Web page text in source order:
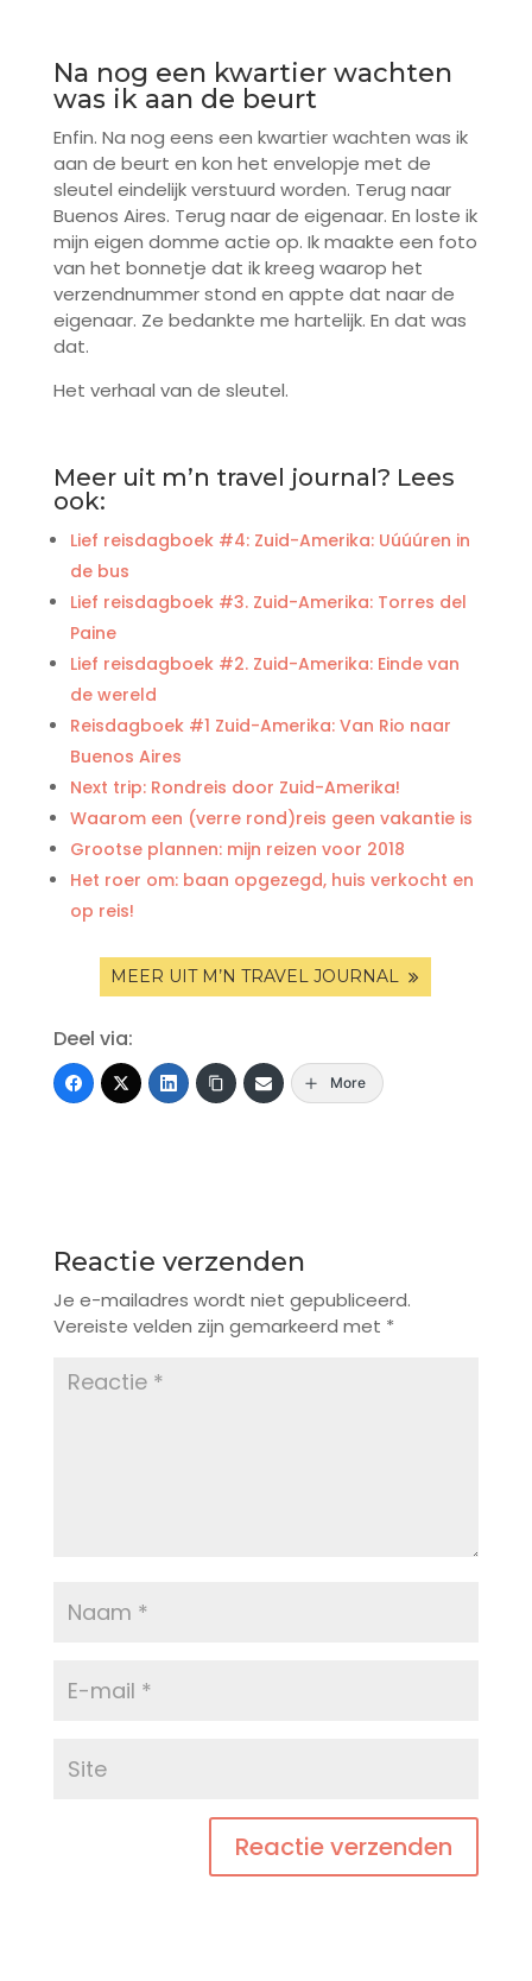
Na nog een kwartier wachten
was ik aan de beurt
Enfin. Na nog eens een kwartier wachten was ik
aan de beurt en kon het envelopje met de
sleutel eindelijk verstuurd worden. Terug naar
Buenos Aires. Terug naar de eigenaar. En loste ik
mijn eigen domme actie op. Ik maakte een foto
van het bonnetje dat ik kreeg waarop het
verzendnummer stond en appte dat naar de
eigenaar. Ze bedankte me hartelijk. En dat was
dat.
Het verhaal van de sleutel.
Meer uit m’n travel journal? Lees
ook:
Lief reisdagboek #4: Zuid-Amerika: Uúúúren in
de bus
Lief reisdagboek #3. Zuid-Amerika: Torres del
Paine
Lief reisdagboek #2. Zuid-Amerika: Einde van
de wereld
Reisdagboek #1 Zuid-Amerika: Van Rio naar
Buenos Aires
Next trip: Rondreis door Zuid-Amerika!
Waarom een (verre rond)reis geen vakantie is
Grootse plannen: mijn reizen voor 2018
Het roer om: baan opgezegd, huis verkocht en
op reis!
MEER UIT M’N TRAVEL JOURNAL
Deel via:
More
Reactie verzenden
Je e-mailadres wordt niet gepubliceerd.
Vereiste velden zijn gemarkeerd met *